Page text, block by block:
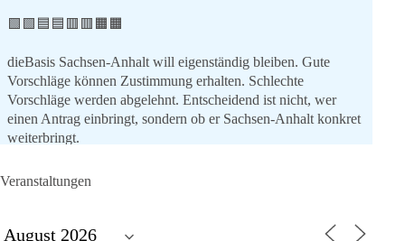
🟩🟩🟦🟦🟥🟥🟧🟧
dieBasis Sachsen-Anhalt will eigenständig bleiben. Gute
Vorschläge können Zustimmung erhalten. Schlechte
Vorschläge werden abgelehnt. Entscheidend ist nicht, wer
einen Antrag einbringt, sondern ob er Sachsen-Anhalt konkret
weiterbringt.
Ablehnung. Keine politische Verschmelzung.
Entscheidungen? 👇
Veranstaltungen